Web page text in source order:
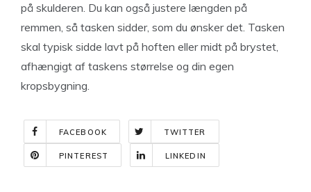
på skulderen. Du kan også justere længden på
remmen, så tasken sidder, som du ønsker det. Tasken
skal typisk sidde lavt på hoften eller midt på brystet,
afhængigt af taskens størrelse og din egen
kropsbygning.
FACEBOOK TWITTER
PINTEREST LINKEDIN